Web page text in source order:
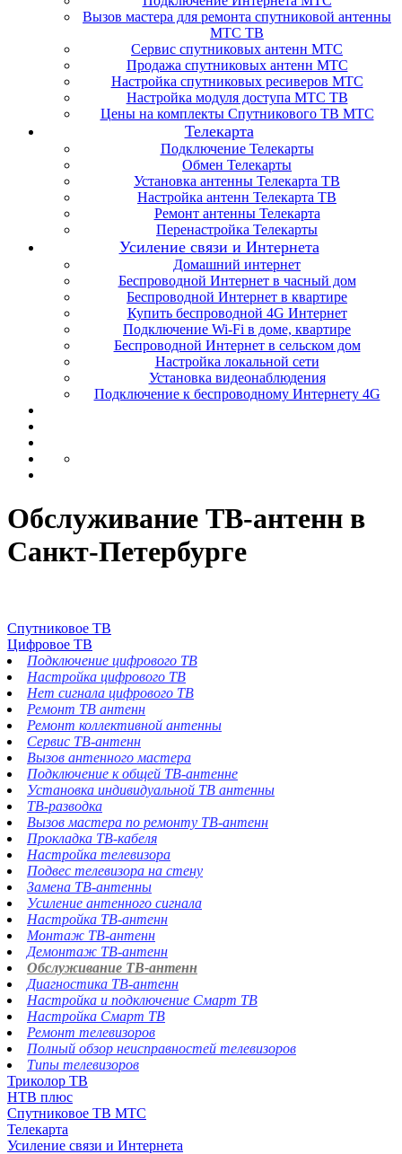
Вызов мастера для ремонта спутниковой антенны
МТС ТВ
Сервис спутниковых антенн МТС
Продажа спутниковых антенн МТС
Настройка спутниковых ресиверов МТС
Настройка модуля доступа МТС ТВ
Цены на комплекты Спутникового ТВ МТС
Телекарта
Подключение Телекарты
Обмен Телекарты
Установка антенны Телекарта ТВ
Настройка антенн Телекарта ТВ
Ремонт антенны Телекарта
Перенастройка Телекарты
Усиление связи и Интернета
Домашний интернет
Беспроводной Интернет в часный дом
Беспроводной Интернет в квартире
Купить беспроводной 4G Интернет
Подключение Wi-Fi в доме, квартире
Беспроводной Интернет в сельском дом
Настройка локальной сети
Установка видеонаблюдения
Подключение к беспроводному Интернету 4G
Обслуживание ТВ-антенн в
Санкт-Петербурге
Спутниковое ТВ
Цифровое ТВ
Подключение цифрового ТВ
Настройка цифрового ТВ
Нет сигнала цифрового ТВ
Ремонт ТВ антенн
Ремонт коллективной антенны
Сервис ТВ-антенн
Вызов антенного мастера
Подключение к общей ТВ-антенне
Установка индивидуальной ТВ антенны
ТВ-разводка
Вызов мастера по ремонту ТВ-антенн
Прокладка ТВ-кабеля
Настройка телевизора
Подвес телевизора на стену
Замена ТВ-антенны
Усиление антенного сигнала
Настройка ТВ-антенн
Монтаж ТВ-антенн
Демонтаж ТВ-антенн
Обслуживание ТВ-антенн
Диагностика ТВ-антенн
Настройка и подключение Смарт ТВ
Настройка Смарт ТВ
Ремонт телевизоров
Полный обзор неисправностей телевизоров
Типы телевизоров
Триколор ТВ
НТВ плюс
Спутниковое ТВ МТС
Телекарта
Усиление связи и Интернета